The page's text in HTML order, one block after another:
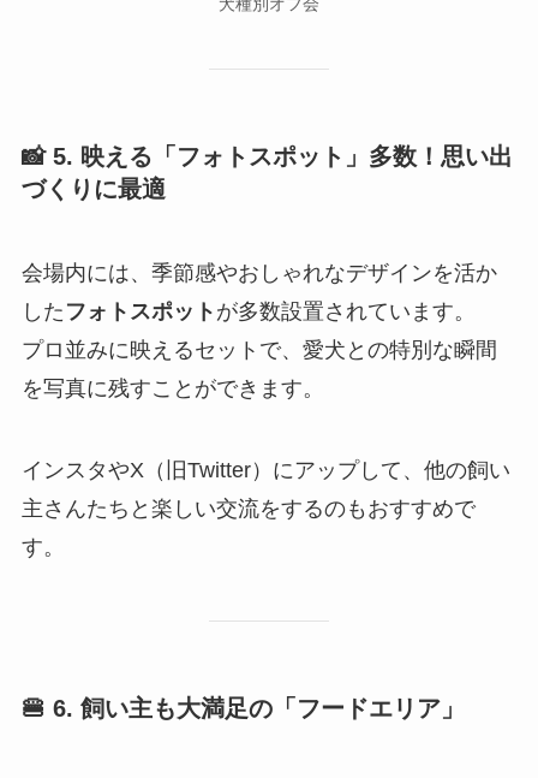
📸 5. 映える「フォトスポット」多数！思い出
づくりに最適
会場内には、季節感やおしゃれなデザインを活か
した フォトスポット が多数設置されています。
プロ並みに映えるセットで、愛犬との特別な瞬間
を写真に残すことができます。
インスタやX（旧Twitter）にアップして、他の飼い
主さんたちと楽しい交流をするのもおすすめで
す。
🍔 6. 飼い主も大満足の「フードエリア」